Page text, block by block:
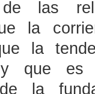
las
la
la
y que es
de la